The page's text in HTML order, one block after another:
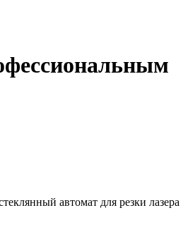
автомат для резки лазера